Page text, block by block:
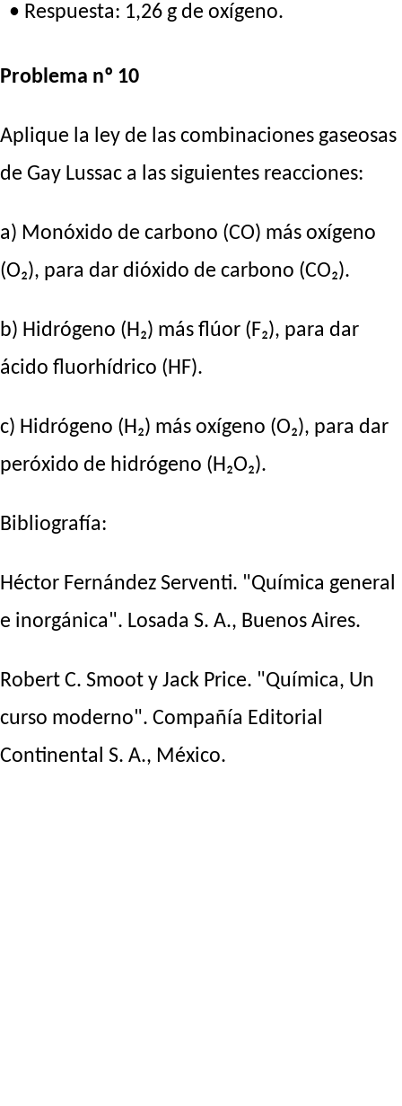
• Respuesta: 1,26 g de oxígeno.
Problema nº 10
Aplique la ley de las combinaciones gaseosas
de Gay Lussac a las siguientes reacciones:
a) Monóxido de carbono (CO) más oxígeno
(O₂), para dar dióxido de carbono (CO₂).
b) Hidrógeno (H₂) más flúor (F₂), para dar
ácido fluorhídrico (HF).
c) Hidrógeno (H₂) más oxígeno (O₂), para dar
peróxido de hidrógeno (H₂O₂).
Bibliografía:
Héctor Fernández Serventi. "Química general
e inorgánica". Losada S. A., Buenos Aires.
Robert C. Smoot y Jack Price. "Química, Un
curso moderno". Compañía Editorial
Continental S. A., México.